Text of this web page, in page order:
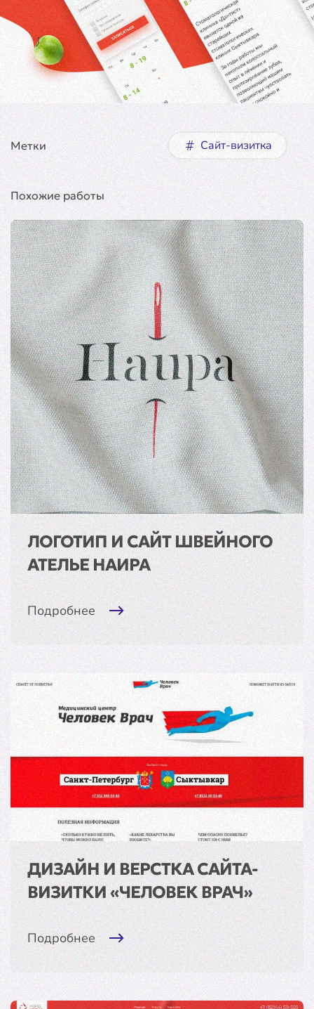
Метки Сайт-визитка
Похожие работы
ЛОГОТИП И САЙТ ШВЕЙНОГО
АТЕЛЬЕ НАИРА
Подробнее
ДИЗАЙН И ВЕРСТКА САЙТА-
ВИЗИТКИ «ЧЕЛОВЕК ВРАЧ»
Подробнее